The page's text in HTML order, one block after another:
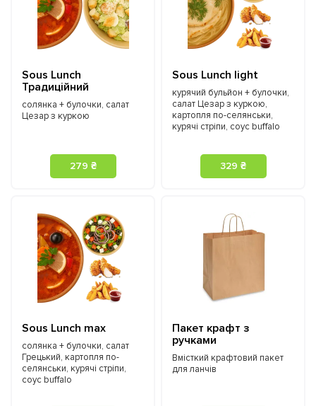
Sous Lunch
Традиційний
солянка + булочки, салат
Цезар з куркою
279 ₴
Sous Lunch light
курячий бульйон + булочки,
салат Цезар з куркою,
картопля по-селянськи,
курячі стріпи, соус buffalo
329 ₴
Sous Lunch max
солянка + булочки, салат
Грецький, картопля по-
селянськи, курячі стріпи,
соус buffalo
Пакет крафт з
ручками
Вмісткий крафтовий пакет
для ланчів